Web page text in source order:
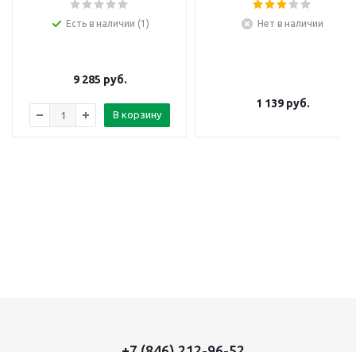
Есть в наличии (1)
9 285 руб.
В корзину
Нет в наличии
1 139руб.